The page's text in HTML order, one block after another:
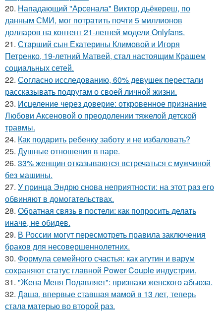
20. Нападающий "Арсенала" Виктор дьёкереш, по
данным СМИ, мог потратить почти 5 миллионов
долларов на контент 21-летней модели Onlyfans.
21. Старший сын Екатерины Климовой и Игоря
Петренко, 19-летний Матвей, стал настоящим Крашем
социальных сетей.
22. Согласно исследованию, 60% девушек перестали
рассказывать подругам о своей личной жизни.
23. Исцеление через доверие: откровенное признание
Любови Аксеновой о преодолении тяжелой детской
травмы.
24. Как подapить ребенку заботу и не избаловать?
25. Душные отношения в паре.
26. 33% женщин отказываются встречаться с мужчиной
без машины.
27. У принца Эндрю снова неприятности: на этот раз его
обвиняют в домогательствах.
28. Обратная связь в постели: как попросить делать
иначе, не обидев.
29. В России могут пересмотреть правила заключения
браков для несовершеннолетних.
30. Формула семейного счастья: как агутин и варум
сохраняют статус главной Power Couple индустрии.
31. "Жена Меня Подавляет": признаки женского абьюза.
32. Даша, впервые ставшая мамой в 13 лет, теперь
стала матерью во второй раз.